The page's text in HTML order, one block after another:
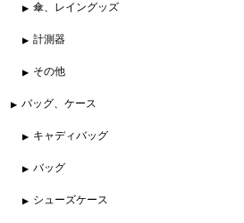
傘、レイングッズ
計測器
その他
バッグ、ケース
キャディバッグ
バッグ
シューズケース